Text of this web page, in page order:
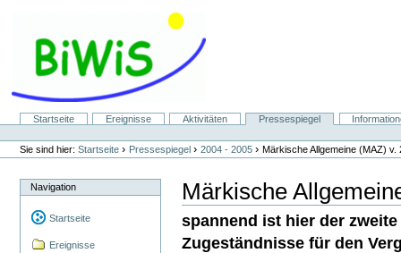
Navigation
SektionenStartseite Ereignisse Aktivitäten Pressespiegel
Benutzerspezifische
Werkzeuge
Sie sind hier: Startseite › Pressespiegel ›2004 - 2005 ›Märkische Allgemeine (MAZ) v.
Navigation
Startseite
Ereignisse
Märkische
spannend ist hier der
Zugeständnisse für den